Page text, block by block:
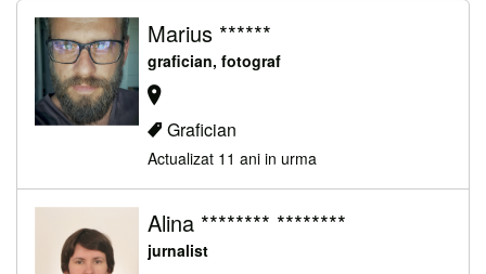
Marius ******
grafician, fotograf
Grafician
Actualizat 11 ani in urma
Alina ******** ********
jurnalist